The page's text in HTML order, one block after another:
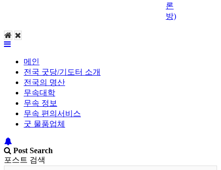
론
방)
메인
전국 굿당/기도터 소개
전국의 명산
무속대학
무속 정보
무속 편의서비스
굿 물품업체
Post Search
포스트 검색